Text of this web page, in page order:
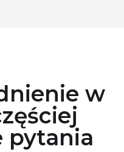
w
pytania